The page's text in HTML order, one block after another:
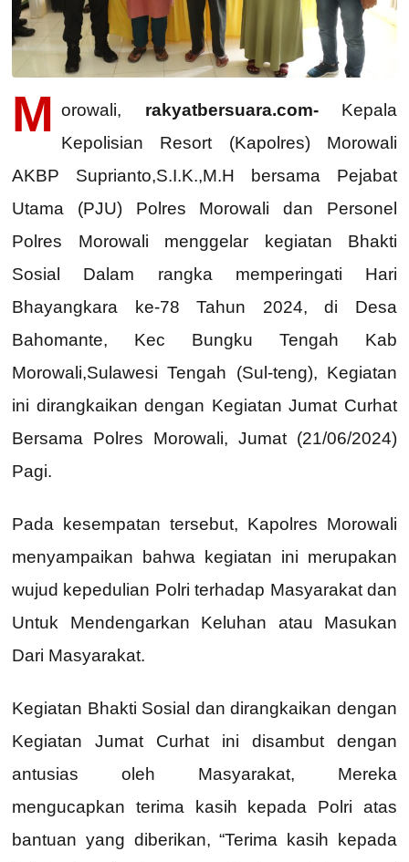
M orowali, rakyatbersuara.com-Kepala
Kepolisian Resort (Kapolres) Morowali
AKBP Suprianto,S.I.K.,M.H bersama Pejabat
Utama (PJU) Polres Morowali dan Personel
Polres Morowali menggelar kegiatan Bhakti
Sosial Dalam rangka memperingati Hari
Bhayangkara ke-78 Tahun 2024, di Desa
Bahomante, Kec Bungku Tengah Kab
Morowali,Sulawesi Tengah (Sul-teng), Kegiatan
ini dirangkaikan dengan Kegiatan Jumat Curhat
Bersama Polres Morowali, Jumat (21/06/2024)
Pagi.
Pada kesempatan tersebut, Kapolres Morowali
menyampaikan bahwa kegiatan ini merupakan
wujud kepedulian Polri terhadap Masyarakat dan
Untuk Mendengarkan Keluhan atau Masukan
Dari Masyarakat.
Kegiatan Bhakti Sosial dan dirangkaikan dengan
Kegiatan Jumat Curhat ini disambut dengan
antusias oleh Masyarakat, Mereka
mengucapkan terima kasih kepada Polri atas
bantuan yang diberikan, “Terima kasih kepada